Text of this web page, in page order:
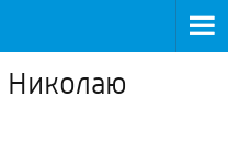
Николаю